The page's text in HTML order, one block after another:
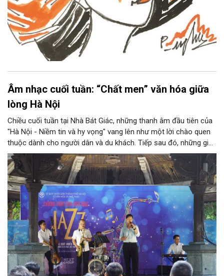
Âm nhạc cuối tuần: “Chất men” văn hóa giữa
lòng Hà Nội
Chiều cuối tuần tại Nhà Bát Giác, những thanh âm đầu tiên của
"Hà Nội - Niềm tin và hy vọng" vang lên như một lời chào quen
thuộc dành cho người dân và du khách. Tiếp sau đó, những giai
điệu jazz kinh điển của thế giới lần lượt cất lên qua phần biểu
diễn của NSƯT Quyền Văn Minh và các nghệ sĩ Bình Minh Jazz
Club, mở ra một không gian âm nhạc giàu cảm xúc ngay giữa
trung tâm Thủ đô.